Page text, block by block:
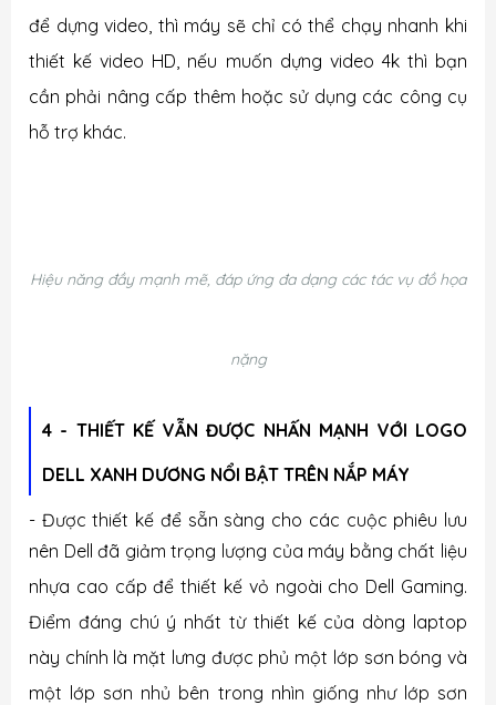
để dựng video, thì máy sẽ chỉ có thể chạy nhanh khi
thiết kế video HD, nếu muốn dựng video 4k thì bạn
cần phải nâng cấp thêm hoặc sử dụng các công cụ
hỗ trợ khác.
Hiệu năng đầy mạnh mẽ, đáp ứng đa dạng các tác vụ đồ họa
nặng
4 - THIẾT KẾ VẪN ĐƯỢC NHẤN MẠNH VỚI LOGO
DELL XANH DƯƠNG NỔI BẬT TRÊN NẮP MÁY
- Được thiết kế để sẵn sàng cho các cuộc phiêu lưu
nên Dell đã giảm trọng lượng của máy bằng chất liệu
nhựa cao cấp để thiết kế vỏ ngoài cho Dell Gaming.
Điểm đáng chú ý nhất từ thiết kế của dòng laptop
này chính là mặt lưng được phủ một lớp sơn bóng và
một lớp sơn nhủ bên trong nhìn giống như lớp sơn